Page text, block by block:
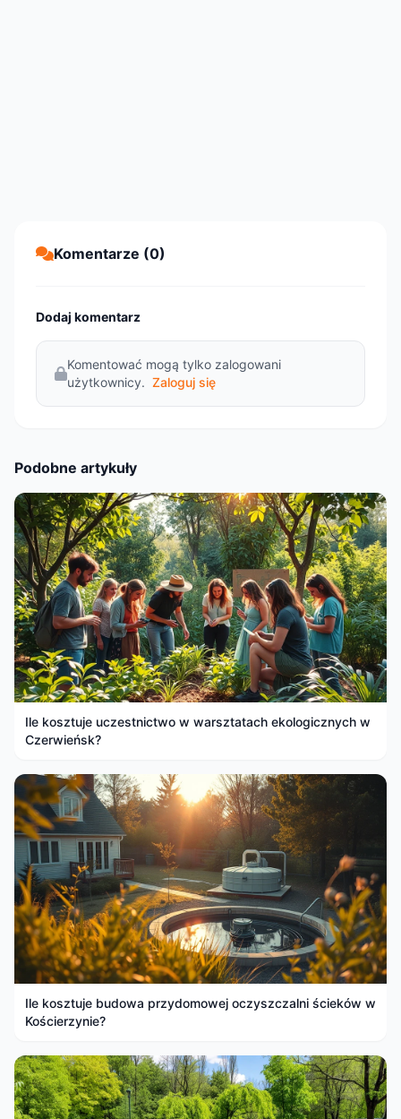
Komentarze (0)
Dodaj komentarz
Komentować mogą tylko zalogowani
użytkownicy. Zaloguj się
Podobne artykuły
Ile kosztuje uczestnictwo w warsztatach ekologicznych w
Czerwieńsk?
Ile kosztuje budowa przydomowej oczyszczalni ścieków w
Kościerzynie?